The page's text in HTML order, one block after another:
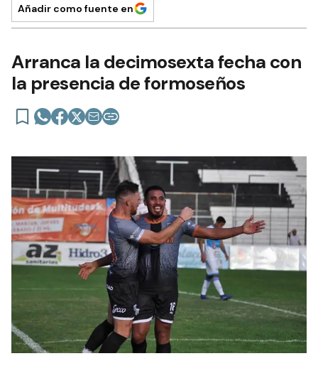
Añadir como fuente en
Arranca la decimosexta fecha con
la presencia de formoseños